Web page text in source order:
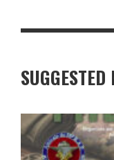
SUGGESTED